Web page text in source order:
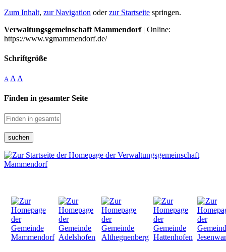
Zum Inhalt, zur Navigation oderzur Startseite springen.
Verwaltungsgemeinschaft Mammendorf| Online:
https://www.vgmammendorf.de/
Schriftgröße
A A A
Finden in gesamter Seite
suchen